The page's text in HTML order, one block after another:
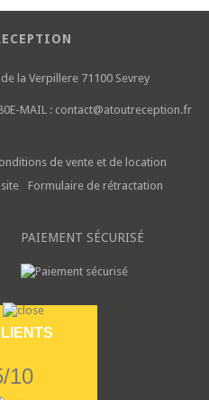
la Verpillere 71100 Sevrey
E-MAIL : contact@atoutreception.fr
de vente et de location
Formulaire de rétractation
PAIEMENT SÉCURISÉ
10